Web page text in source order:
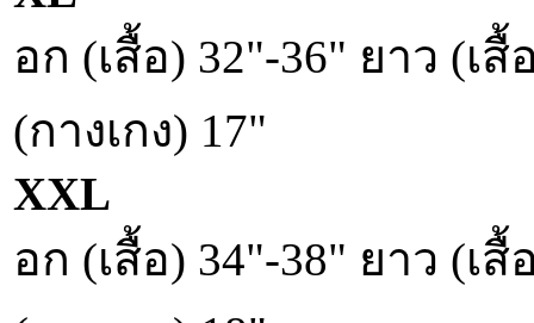
อก (เสื้อ) 32"-36" ยาว (เสื้
(กางเกง) 17"
XXL
อก (เสื้อ) 34"-38" ยาว (เสื้